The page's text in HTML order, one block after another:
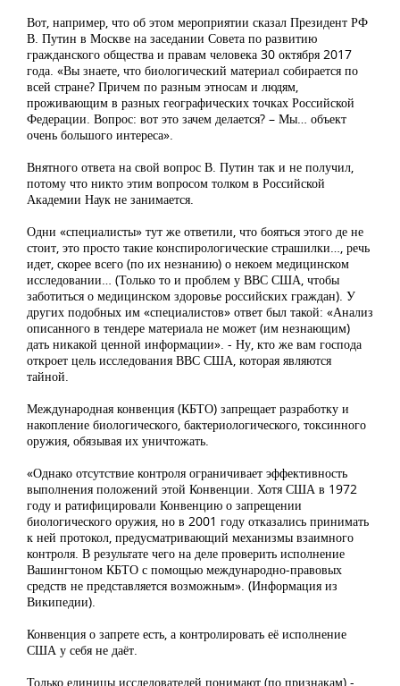
Вот, например, что об этом мероприятии сказал Президент РФ
В. Путин в Москве на заседании Совета по развитию
гражданского общества и правам человека 30 октября 2017
года. «Вы знаете, что биологический материал собирается по
всей стране? Причем по разным этносам и людям,
проживающим в разных географических точках Российской
Федерации. Вопрос: вот это зачем делается? – Мы… объект
очень большого интереса».
Внятного ответа на свой вопрос В. Путин так и не получил,
потому что никто этим вопросом толком в Российской
Академии Наук не занимается.
Одни «специалисты» тут же ответили, что бояться этого де не
стоит, это просто такие конспирологические страшилки…, речь
идет, скорее всего (по их незнанию) о некоем медицинском
исследовании… (Только то и проблем у ВВС США, чтобы
заботиться о медицинском здоровье российских граждан). У
других подобных им «специалистов» ответ был такой: «Анализ
описанного в тендере материала не может (им незнающим)
дать никакой ценной информации». - Ну, кто же вам господа
откроет цель исследования ВВС США, которая являются
тайной.
Международная конвенция (КБТО) запрещает разработку и
накопление биологического, бактериологического, токсинного
оружия, обязывая их уничтожать.
«Однако отсутствие контроля ограничивает эффективность
выполнения положений этой Конвенции. Хотя США в 1972
году и ратифицировали Конвенцию о запрещении
биологического оружия, но в 2001 году отказались принимать
к ней протокол, предусматривающий механизмы взаимного
контроля. В результате чего на деле проверить исполнение
Вашингтоном КБТО с помощью международно-правовых
средств не представляется возможным». (Информация из
Википедии).
Конвенция о запрете есть, а контролировать её исполнение
США у себя не даёт.
Только единицы исследователей понимают (по признакам) -